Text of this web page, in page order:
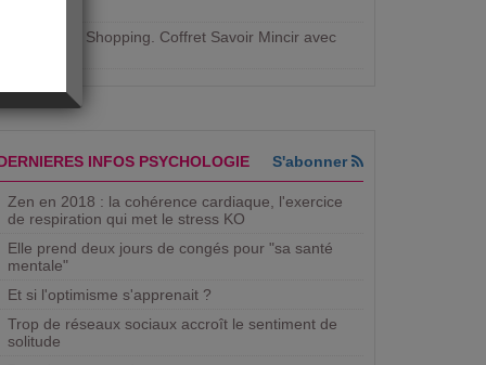
Aujourdhui Shopping. ​Coffret Savoir Mincir avec
INFOS PSYCHOLOGIE S'abonner
Zen en 2018 : la cohérence cardiaque, l'exercice
de respiration qui met le stress KO
Elle prend deux jours de congés pour "sa santé
mentale"
Et si l'optimisme s'apprenait ?
Trop de réseaux sociaux accroît le sentiment de
solitude